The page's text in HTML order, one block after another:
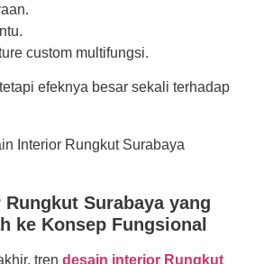
custom multifungsi.
efeknya besar sekali terhadap
Surabaya yang
ke Konsep Fungsional
tren desain interior Rungkut